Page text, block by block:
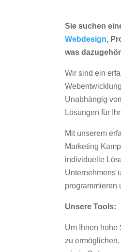
Sie suchen
Webdesign,
was
Wir sind ein
Unabhängig
Lösungen für
Mit unserem
Marketing
individuelle
Unternehmens
programmieren
Unsere Tools:
Um Ihnen
zu